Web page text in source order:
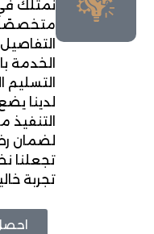
نمتلك
متخصصًا
الخدمة
التسليم
لدينا
التنفيذ
لضمان
تجعلنا
تجربة